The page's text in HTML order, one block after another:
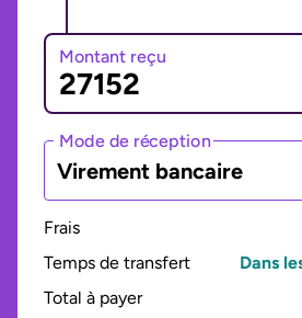
Montant reçu
Mode de réception
Virement bancaire
Frais
Temps de transfert
Dans
Total à payer